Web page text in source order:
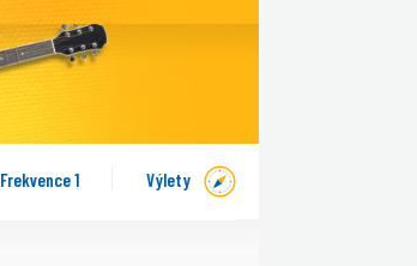
Frekvence 1 Výlety